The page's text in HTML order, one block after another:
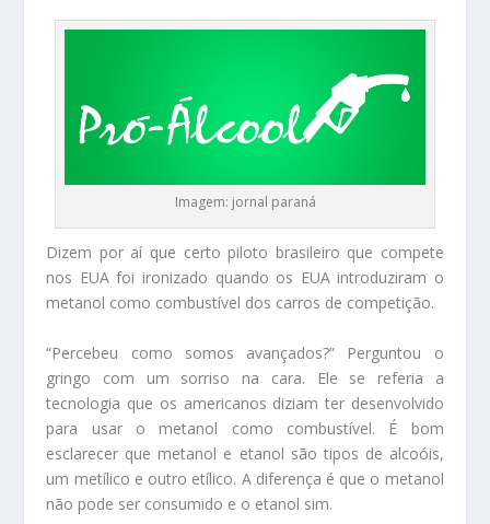
Imagem: jornal paraná
Dizem por aí que certo piloto brasileiro que compete
nos EUA foi ironizado quando os EUA introduziram o
metanol como combustível dos carros de competição.
“Percebeu como somos avançados?” Perguntou o
gringo com um sorriso na cara. Ele se referia a
tecnologia que os americanos diziam ter desenvolvido
para usar o metanol como combustível. É bom
esclarecer que metanol e etanol são tipos de alcoóis,
um metílico e outro etílico. A diferença é que o metanol
não pode ser consumido e o etanol sim.